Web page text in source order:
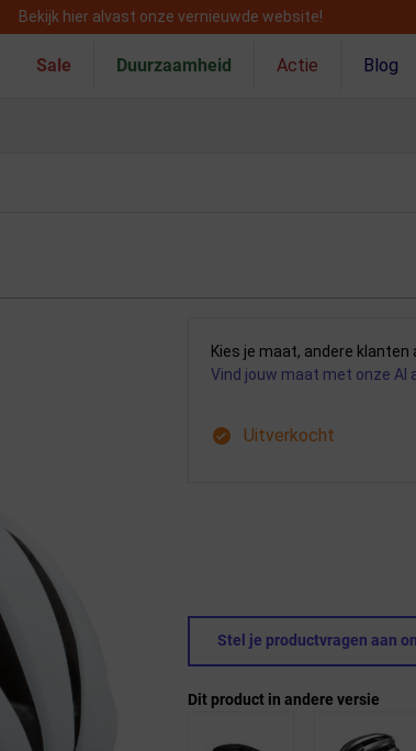
Bekijk hier alvast onze vernieuwde website!
Sale Duurzaamheid Actie Blog
Kies je maat, andere klanten
Vind jouw maat met onze AI
Uitverkocht
Stel je productvragen aan
Dit product in andere versie